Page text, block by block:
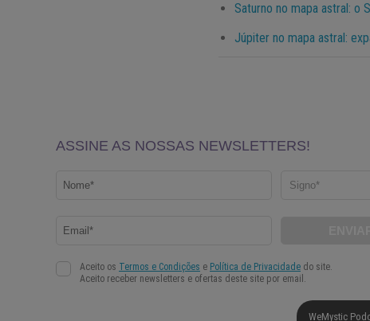
Saturno no mapa astral: o
Júpiter no mapa astral:
WeMystic